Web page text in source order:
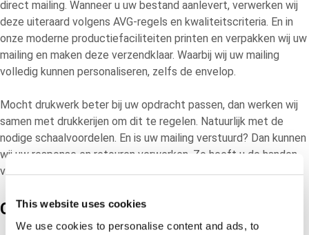
This website uses cookies
We use cookies to personalise content and ads, to
direct mailing. Wanneer u uw bestand aanlevert, verwerken wij
deze uiteraard volgens AVG-regels en kwaliteitscriteria. En in
onze moderne productiefaciliteiten printen en verpakken wij uw
mailing en maken deze verzendklaar. Waarbij wij uw mailing
volledig kunnen personaliseren, zelfs de envelop.
Mocht drukwerk beter bij uw opdracht passen, dan werken wij
samen met drukkerijen om dit te regelen. Natuurlijk met de
nodige schaalvoordelen. En is uw mailing verstuurd? Dan kunnen
wij uw response en retouren verwerken. Zo heeft u de handen
vrij om uw klanten te helpen.
Complete ondersteuning